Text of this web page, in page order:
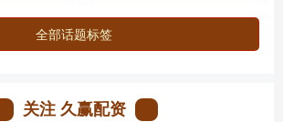
全部话题标签
关注 久赢配资